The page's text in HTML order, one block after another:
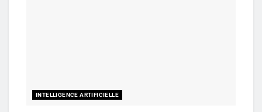
INTELLIGENCE ARTIFICIELLE